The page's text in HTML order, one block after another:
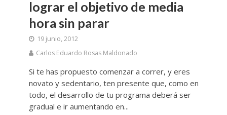
lograr el objetivo de media
hora sin parar
19 junio, 2012
Carlos Eduardo Rosas Maldonado
Si te has propuesto comenzar a correr, y eres
novato y sedentario, ten presente que, como en
todo, el desarrollo de tu programa deberá ser
gradual e ir aumentando en...